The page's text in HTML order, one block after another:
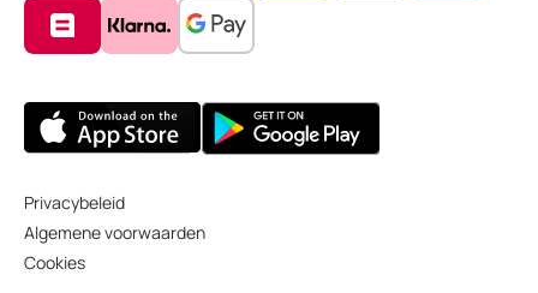
Privacybeleid
Algemene voorwaarden
Cookies